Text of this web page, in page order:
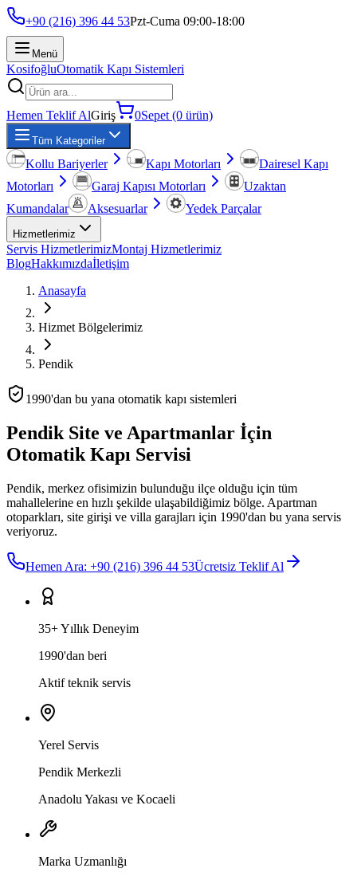
+90 (216) 396 44 53Pzt-Cuma 09:00-18:00
Menü
KosifoğluOtomatik Kapı Sistemleri
Hemen Teklif AlGiriş 0Sepet (0 ürün)
Tüm Kategoriler
Kollu Bariyerler Kapı Motorları
Dairesel Kapı
Motorları
Garaj Kapısı Motorları
Uzaktan
Kumandalar
Aksesuarlar Yedek Parçalar
Hizmetlerimiz
Servis HizmetlerimizMontaj Hizmetlerimiz
BlogHakkımızdaİletişim
Anasayfa
Hizmet Bölgelerimiz
Pendik
1990'dan bu yana otomatik kapı sistemleri
Pendik Site ve Apartmanlar İçin
Otomatik Kapı Servisi
Pendik, merkez ofisimizin bulunduğu ilçe olduğu için tüm
mahallelerine en hızlı şekilde ulaşabildiğimiz bölge. Apartman
otoparkları, site girişi ve villa garajları için 1990'dan bu yana servis
veriyoruz.
Hemen Ara: +90 (216) 396 44 53Ücretsiz Teklif Al
35+ Yıllık Deneyim
1990'dan beri
Aktif teknik servis
Yerel Servis
Pendik Merkezli
Anadolu Yakası ve Kocaeli
Marka Uzmanlığı